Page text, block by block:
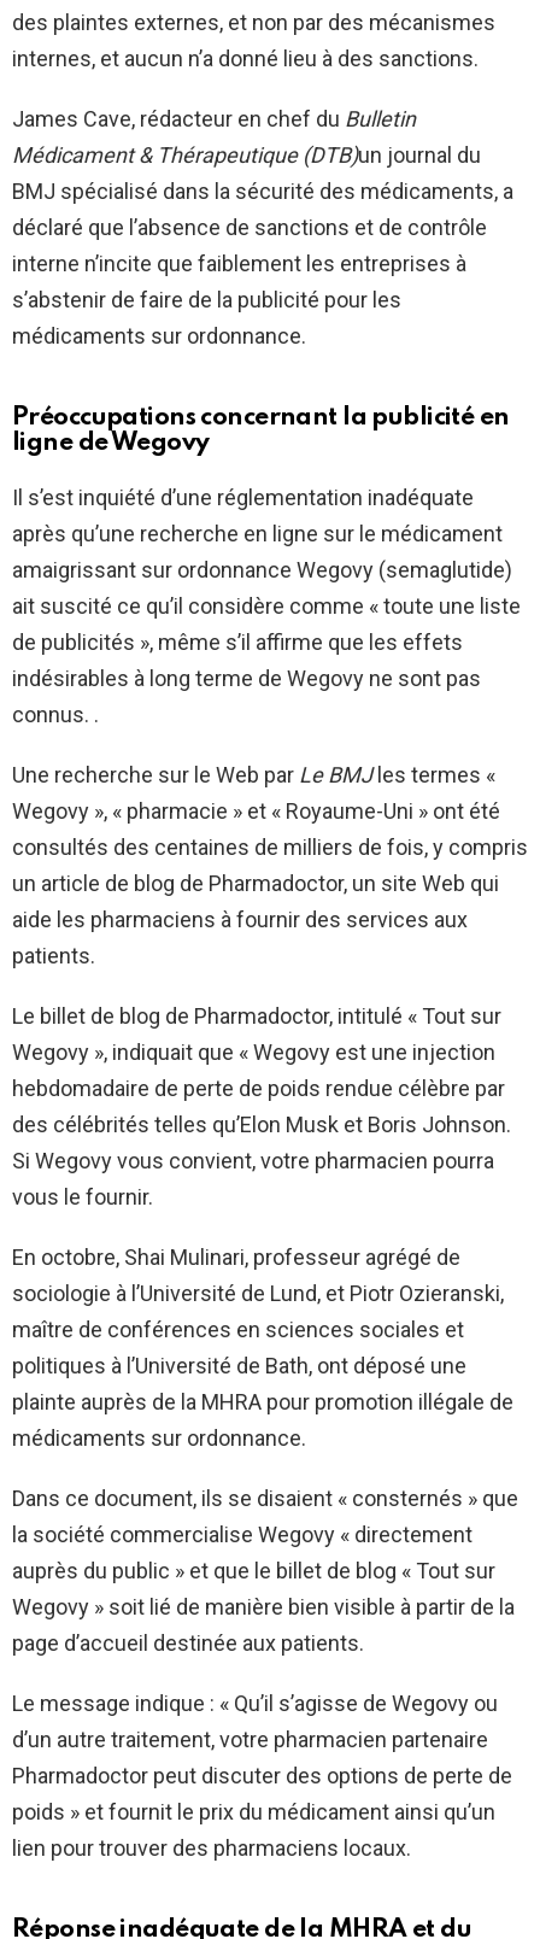
des plaintes externes, et non par des mécanismes
internes, et aucun n’a donné lieu à des sanctions.
James Cave, rédacteur en chef du Bulletin
Médicament & Thérapeutique (DTB)un journal du
BMJ spécialisé dans la sécurité des médicaments, a
déclaré que l’absence de sanctions et de contrôle
interne n’incite que faiblement les entreprises à
s’abstenir de faire de la publicité pour les
médicaments sur ordonnance.
Préoccupations concernant la publicité en
ligne de Wegovy
Il s’est inquiété d’une réglementation inadéquate
après qu’une recherche en ligne sur le médicament
amaigrissant sur ordonnance Wegovy (semaglutide)
ait suscité ce qu’il considère comme « toute une liste
de publicités », même s’il affirme que les effets
indésirables à long terme de Wegovy ne sont pas
connus. .
Une recherche sur le Web par Le BMJles termes «
Wegovy », « pharmacie » et « Royaume-Uni » ont été
consultés des centaines de milliers de fois, y compris
un article de blog de Pharmadoctor, un site Web qui
aide les pharmaciens à fournir des services aux
patients.
Le billet de blog de Pharmadoctor, intitulé « Tout sur
Wegovy », indiquait que « Wegovy est une injection
hebdomadaire de perte de poids rendue célèbre par
des célébrités telles qu’Elon Musk et Boris Johnson.
Si Wegovy vous convient, votre pharmacien pourra
vous le fournir.
En octobre, Shai Mulinari, professeur agrégé de
sociologie à l’Université de Lund, et Piotr Ozieranski,
maître de conférences en sciences sociales et
politiques à l’Université de Bath, ont déposé une
plainte auprès de la MHRA pour promotion illégale de
médicaments sur ordonnance.
Dans ce document, ils se disaient « consternés » que
la société commercialise Wegovy « directement
auprès du public » et que le billet de blog « Tout sur
Wegovy » soit lié de manière bien visible à partir de la
page d’accueil destinée aux patients.
Le message indique : « Qu’il s’agisse de Wegovy ou
d’un autre traitement, votre pharmacien partenaire
Pharmadoctor peut discuter des options de perte de
poids » et fournit le prix du médicament ainsi qu’un
lien pour trouver des pharmaciens locaux.
Réponse inadéquate de la MHRA et du